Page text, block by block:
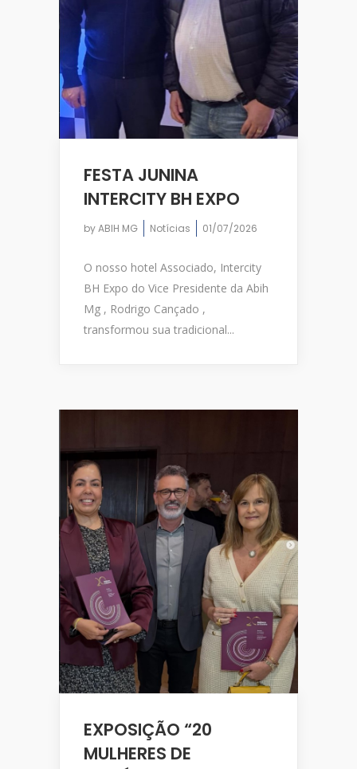
FESTA JUNINA
INTERCITY BH EXPO
byABIH MG Notícias 01/07/2026
O nosso hotel Associado, Intercity
BH Expo do Vice Presidente da Abih
Mg , Rodrigo Cançado ,
transformou sua tradicional...
EXPOSIÇÃO “20
MULHERES DE